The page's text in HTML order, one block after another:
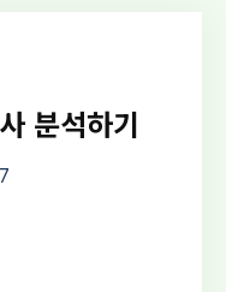
분석하기